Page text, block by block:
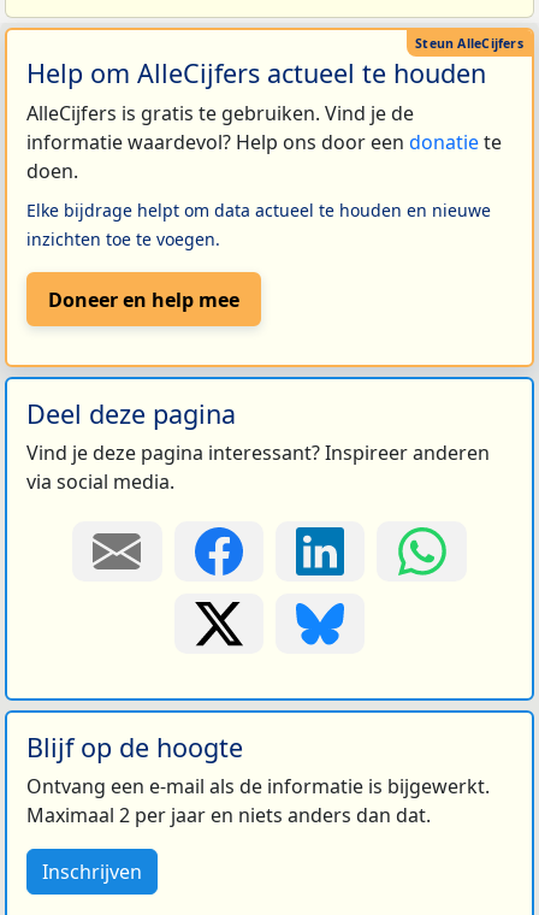
Help om AlleCijfers actueel te houden
AlleCijfers is gratis te gebruiken. Vind je de
informatie waardevol? Help ons door een donatiete
doen.
Elke bijdrage helpt om data actueel te houden en nieuwe
inzichten toe te voegen.
Doneer en help mee
Deel deze pagina
Vind je deze pagina interessant? Inspireer anderen
via social media.
Blijf op de hoogte
Ontvang een e-mail als de informatie is bijgewerkt.
Maximaal 2 per jaar en niets anders dan dat.
Inschrijven